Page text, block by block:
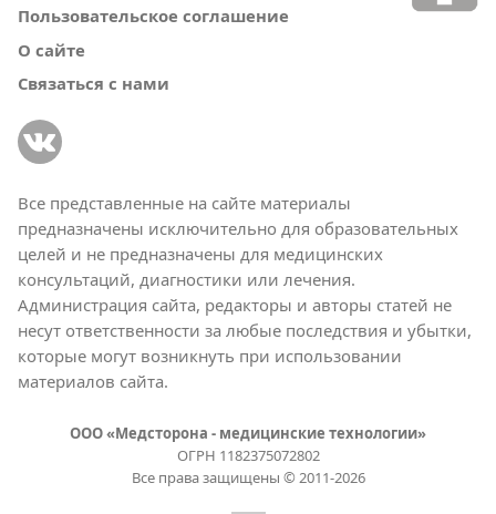
Пользовательское соглашение
О сайте
Связаться с нами
Все представленные на сайте материалы
предназначены исключительно для образовательных
целей и не предназначены для медицинских
консультаций, диагностики или лечения.
Администрация сайта, редакторы и авторы статей не
несут ответственности за любые последствия и убытки,
которые могут возникнуть при использовании
материалов сайта.
ООО «Медсторона - медицинские технологии»
ОГРН 1182375072802
Все права защищены © 2011-2026